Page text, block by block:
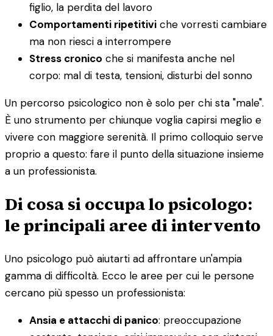
figlio, la perdita del lavoro
Comportamenti ripetitivi che vorresti cambiare
ma non riesci a interrompere
Stress cronico che si manifesta anche nel
corpo: mal di testa, tensioni, disturbi del sonno
Un percorso psicologico non è solo per chi sta "male".
È uno strumento per chiunque voglia capirsi meglio e
vivere con maggiore serenità. Il primo colloquio serve
proprio a questo: fare il punto della situazione insieme
a un professionista.
Di cosa si occupa lo psicologo:
le principali aree di intervento
Uno psicologo può aiutarti ad affrontare un'ampia
gamma di difficoltà. Ecco le aree per cui le persone
cercano più spesso un professionista:
Ansia e attacchi di panico: preoccupazione